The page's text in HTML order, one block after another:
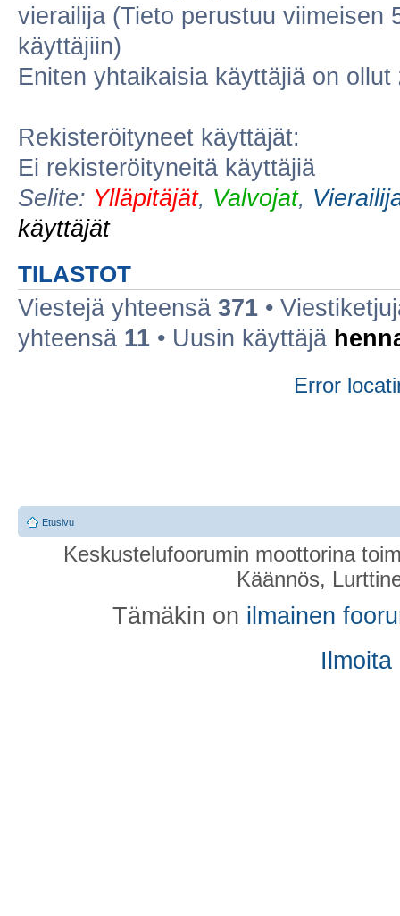
vierailija (Tieto perustuu viimeisen
käyttäjiin)
Eniten yhtaikaisia käyttäjiä on ollut
Rekisteröityneet käyttäjät:
Ei rekisteröityneitä käyttäjiä
Selite: Ylläpitäjät, Valvojat,
käyttäjät
TILASTOT
Viestejä yhteensä 371 •
yhteensä 11 • Uusin käyttäjä
Error
Etusivu
Keskustelufoorumin moottorina
Käännös,
Tämäkin on ilmainen